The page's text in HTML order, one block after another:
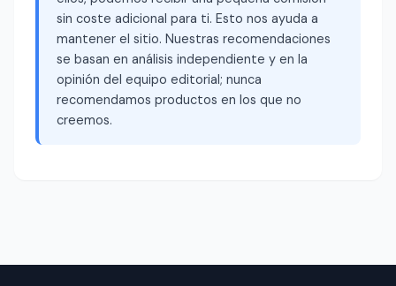
sin coste adicional para ti. Esto nos ayuda a
mantener el sitio. Nuestras recomendaciones
se basan en análisis independiente y en la
opinión del equipo editorial; nunca
recomendamos productos en los que no
creemos.